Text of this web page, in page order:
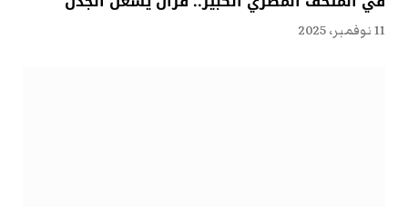
11 نوفمبر، 2025